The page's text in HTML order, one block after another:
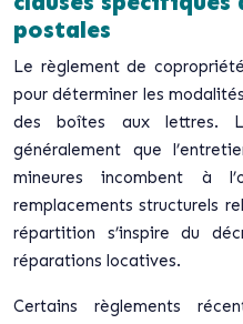
postales
Le règlement de
pour déterminer les
des boîtes aux lettres.
généralement que
mineures incombent à
remplacements structurels
répartition s’inspire du
réparations locatives.
Certains règlements